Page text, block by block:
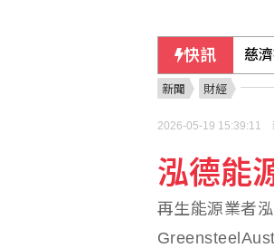
快訊 慈
半
泰
新聞 財經
2026-05-19 15:39:11
泓德能
再生能源業者